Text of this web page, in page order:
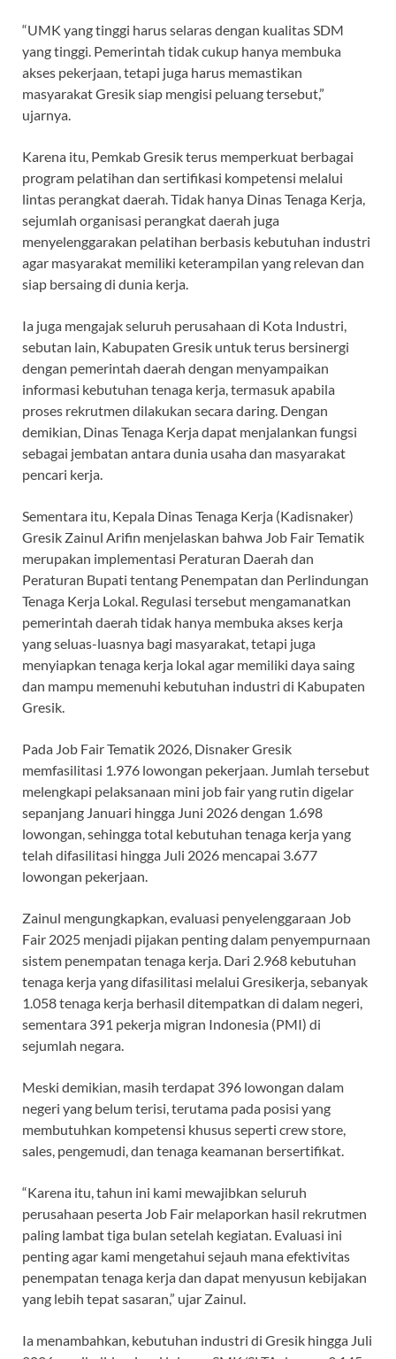
“UMK yang tinggi harus selaras dengan kualitas SDM
yang tinggi. Pemerintah tidak cukup hanya membuka
akses pekerjaan, tetapi juga harus memastikan
masyarakat Gresik siap mengisi peluang tersebut,”
ujarnya.
Karena itu, Pemkab Gresik terus memperkuat berbagai
program pelatihan dan sertifikasi kompetensi melalui
lintas perangkat daerah. Tidak hanya Dinas Tenaga Kerja,
sejumlah organisasi perangkat daerah juga
menyelenggarakan pelatihan berbasis kebutuhan industri
agar masyarakat memiliki keterampilan yang relevan dan
siap bersaing di dunia kerja.
Ia juga mengajak seluruh perusahaan di Kota Industri,
sebutan lain, Kabupaten Gresik untuk terus bersinergi
dengan pemerintah daerah dengan menyampaikan
informasi kebutuhan tenaga kerja, termasuk apabila
proses rekrutmen dilakukan secara daring. Dengan
demikian, Dinas Tenaga Kerja dapat menjalankan fungsi
sebagai jembatan antara dunia usaha dan masyarakat
pencari kerja.
Sementara itu, Kepala Dinas Tenaga Kerja (Kadisnaker)
Gresik Zainul Arifin menjelaskan bahwa Job Fair Tematik
merupakan implementasi Peraturan Daerah dan
Peraturan Bupati tentang Penempatan dan Perlindungan
Tenaga Kerja Lokal. Regulasi tersebut mengamanatkan
pemerintah daerah tidak hanya membuka akses kerja
yang seluas-luasnya bagi masyarakat, tetapi juga
menyiapkan tenaga kerja lokal agar memiliki daya saing
dan mampu memenuhi kebutuhan industri di Kabupaten
Gresik.
Pada Job Fair Tematik 2026, Disnaker Gresik
memfasilitasi 1.976 lowongan pekerjaan. Jumlah tersebut
melengkapi pelaksanaan mini job fair yang rutin digelar
sepanjang Januari hingga Juni 2026 dengan 1.698
lowongan, sehingga total kebutuhan tenaga kerja yang
telah difasilitasi hingga Juli 2026 mencapai 3.677
lowongan pekerjaan.
Zainul mengungkapkan, evaluasi penyelenggaraan Job
Fair 2025 menjadi pijakan penting dalam penyempurnaan
sistem penempatan tenaga kerja. Dari 2.968 kebutuhan
tenaga kerja yang difasilitasi melalui Gresikerja, sebanyak
1.058 tenaga kerja berhasil ditempatkan di dalam negeri,
sementara 391 pekerja migran Indonesia (PMI) di
sejumlah negara.
Meski demikian, masih terdapat 396 lowongan dalam
negeri yang belum terisi, terutama pada posisi yang
membutuhkan kompetensi khusus seperti crew store,
sales, pengemudi, dan tenaga keamanan bersertifikat.
“Karena itu, tahun ini kami mewajibkan seluruh
perusahaan peserta Job Fair melaporkan hasil rekrutmen
paling lambat tiga bulan setelah kegiatan. Evaluasi ini
penting agar kami mengetahui sejauh mana efektivitas
penempatan tenaga kerja dan dapat menyusun kebijakan
yang lebih tepat sasaran,” ujar Zainul.
Ia menambahkan, kebutuhan industri di Gresik hingga Juli